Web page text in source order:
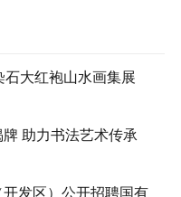
大红袍山水画集展
助力书法艺术传承
发区）公开招聘国有